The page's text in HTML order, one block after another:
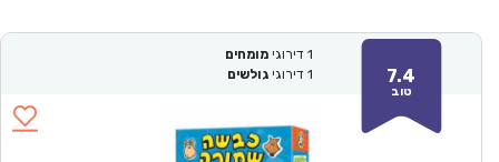
7.4
טוב
1 דירוגי מומחים
1 דירוגי גולשים